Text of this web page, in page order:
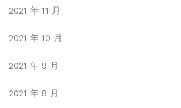
2021 年 11 月
2021 年 10 月
2021 年 9 月
2021 年 8 月